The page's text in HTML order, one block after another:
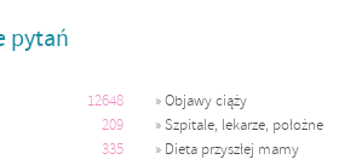
pytań
12648 »Objawy ciąży
209 »Szpitale, lekarze, położne
335 » Dieta przyszłej mamy